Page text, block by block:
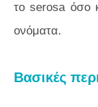
το serosa όσο
ονόματα.
Βασικές